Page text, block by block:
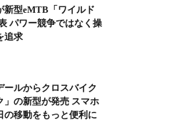
新型eMTB「ワイルド
パワー競争ではなく操
追求
ールからクロスバイク
」の新型が発売 スマホ
の移動をもっと便利に